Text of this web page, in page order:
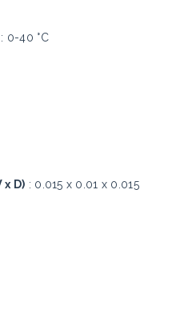
: 0-40 °C
D) : 0.015 x 0.01 x 0.015